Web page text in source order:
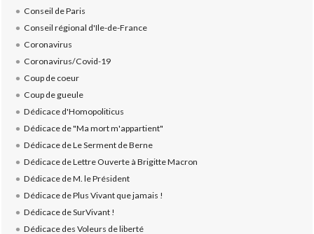
Conseil de Paris
Conseil régional d'Ile-de-France
Coronavirus
Coronavirus/Covid-19
Coup de coeur
Coup de gueule
Dédicace d'Homopoliticus
Dédicace de "Ma mort m'appartient"
Dédicace de Le Serment de Berne
Dédicace de Lettre Ouverte à Brigitte Macron
Dédicace de M. le Président
Dédicace de Plus Vivant que jamais !
Dédicace de SurVivant !
Dédicace des Voleurs de liberté